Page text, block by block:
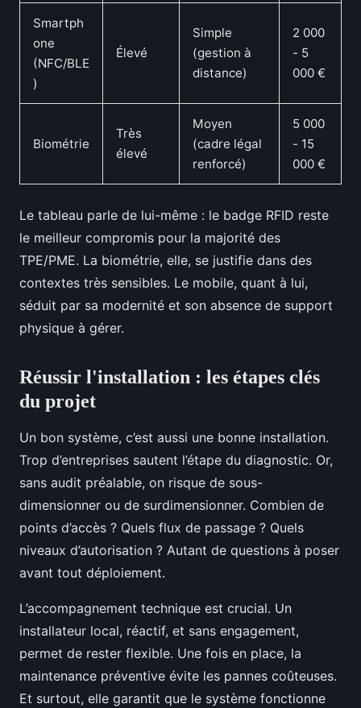
Smartph
one
(NFC/BLE
)
Élevé
Simple
(gestion à
distance)
2 000
- 5
000 €
Biométrie
Très
élevé
Moyen
(cadre légal
renforcé)
5 000
- 15
000 €
Le tableau parle de lui-même : le badge RFID reste
le meilleur compromis pour la majorité des
TPE/PME. La biométrie, elle, se justifie dans des
contextes très sensibles. Le mobile, quant à lui,
séduit par sa modernité et son absence de support
physique à gérer.
Réussir l'installation : les étapes clés
du projet
Un bon système, c’est aussi une bonne installation.
Trop d’entreprises sautent l’étape du diagnostic. Or,
sans audit préalable, on risque de sous-
dimensionner ou de surdimensionner. Combien de
points d’accès ? Quels flux de passage ? Quels
niveaux d’autorisation ? Autant de questions à poser
avant tout déploiement.
L’accompagnement technique est crucial. Un
installateur local, réactif, et sans engagement,
permet de rester flexible. Une fois en place, la
maintenance préventive évite les pannes coûteuses.
Et surtout, elle garantit que le système fonctionne